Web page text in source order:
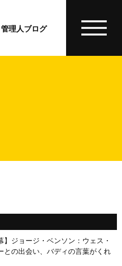
管理人ブログ
】ジョージ・ベンソン：ウェス・
との出会い、バディの言葉がくれ